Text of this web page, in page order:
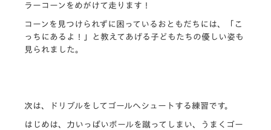
ラーコーンをめがけて走ります！
コーンを見つけられずに困っているおともだちには、「こ
っちにあるよ！」と教えてあげる子どもたちの優しい姿も
見られました。
次は、ドリブルをしてゴールへシュートする練習です。
はじめは、力いっぱいボールを蹴ってしまい、うまくゴー